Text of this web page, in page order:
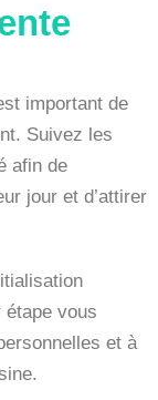
important de
Suivez les
afin de
jour et d’attirer
étape vous
et à